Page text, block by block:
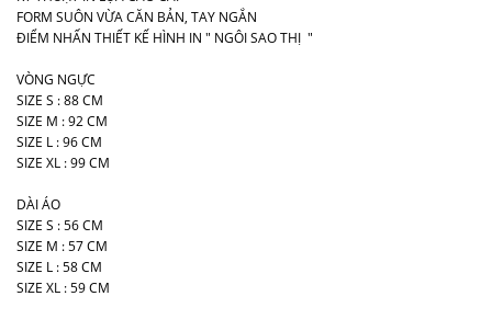
FORM SUÔN VỪA CĂN BẢN, TAY NGẮN
ĐIỂM NHẤN THIẾT KẾ HÌNH IN " NGÔI SAO THỊ "
VÒNG NGỰC
SIZE S : 88 CM
SIZE M : 92 CM
SIZE L : 96 CM
SIZE XL : 99 CM
DÀI ÁO
SIZE S : 56 CM
SIZE M : 57 CM
SIZE L : 58 CM
SIZE XL : 59 CM